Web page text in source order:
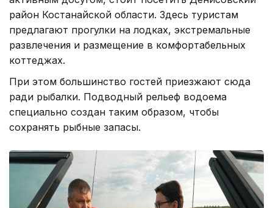
район Костанайской области. Здесь туристам
предлагают прогулки на лодках, экстремальные
развлечения и размещение в комфортабельных
коттеджах.
При этом большинство гостей приезжают сюда
ради рыбалки. Подводный рельеф водоема
специально создан таким образом, чтобы
сохранять рыбные запасы.